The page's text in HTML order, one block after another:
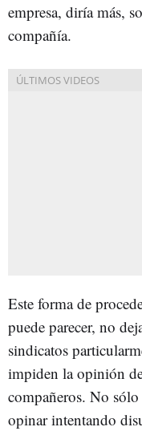
empresa, diría más,
compañía.
Este forma de
puede parecer, no
sindicatos
impiden la opinión
compañeros. No
opinar intentando